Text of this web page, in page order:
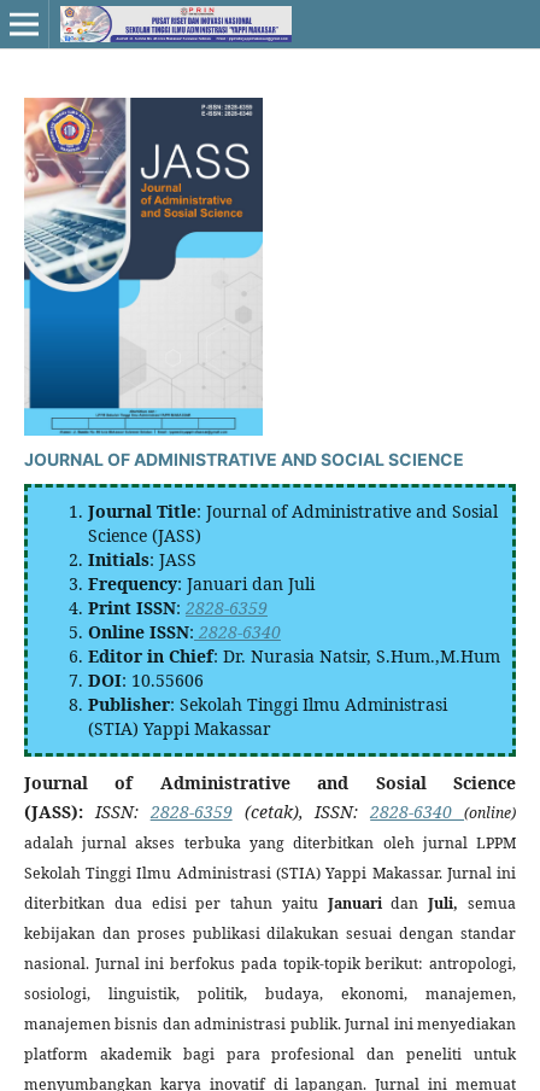
JOURNAL OF ADMINISTRATIVE AND SOCIAL SCIENCE
Journal Title: Journal of Administrative and Sosial
Science (JASS)
Initials: JASS
Frequency: Januari dan Juli
Print ISSN: 2828-6359
Online ISSN: 2828-6340
Editor in Chief: Dr. Nurasia Natsir, S.Hum.,M.Hum
DOI: 10.55606
Publisher: Sekolah Tinggi Ilmu Administrasi
(STIA) Yappi Makassar
Journal of Administrative and Sosial Science
(JASS):ISSN: 2828-6359(cetak), ISSN:2828-6340(online)
adalah jurnal akses terbuka yang diterbitkan oleh jurnal LPPM
Sekolah Tinggi Ilmu Administrasi (STIA) Yappi Makassar. Jurnal ini
diterbitkan dua edisi per tahun yaitu JanuaridanJuli,semua
kebijakan dan proses publikasi dilakukan sesuai dengan standar
nasional. Jurnal ini berfokus pada topik-topik berikut: antropologi,
sosiologi, linguistik, politik, budaya, ekonomi, manajemen,
manajemen bisnis dan administrasi publik. Jurnal ini menyediakan
platform akademik bagi para profesional dan peneliti untuk
menyumbangkan karya inovatif di lapangan. Jurnal ini memuat